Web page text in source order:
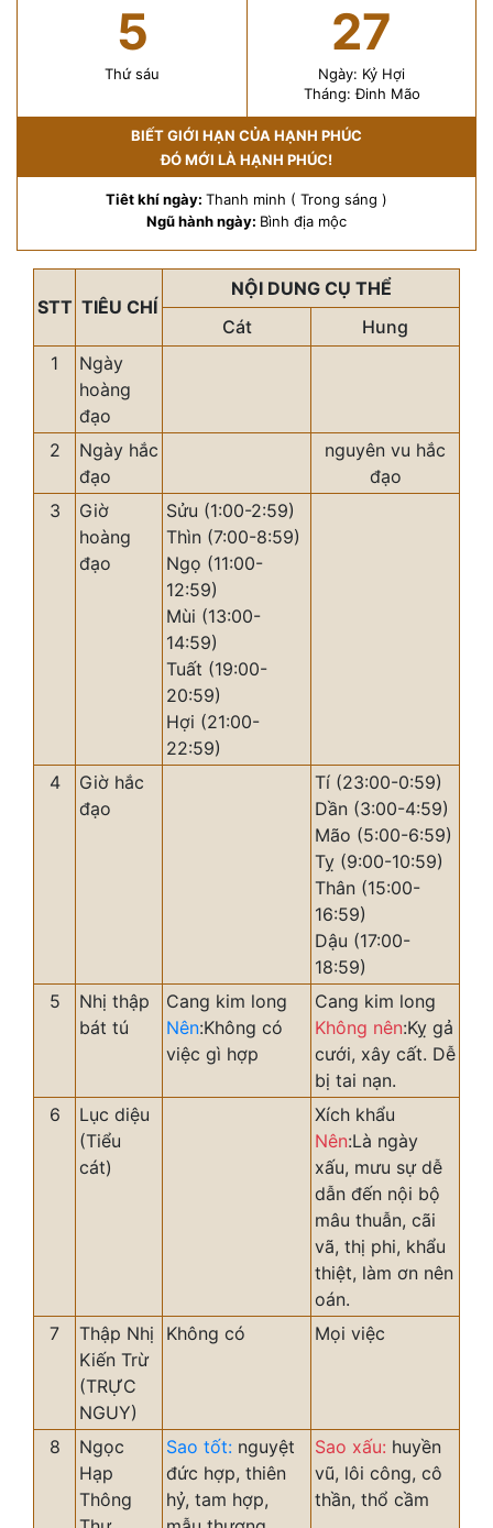
5
Thứ sáu
27
Ngày: Kỷ Hợi
Tháng: Đinh Mão
BIẾT GIỚI HẠN CỦA HẠNH PHÚC
ĐÓ MỚI LÀ HẠNH PHÚC!
Tiêt khí ngày: Thanh minh ( Trong sáng )
Ngũ hành ngày: Bình địa mộc
STT TIÊU CHÍ
NỘI DUNG CỤ THỂ
Cát
Hung
1
Ngày
hoàng
đạo
2
Ngày hắc
đạo
nguyên vu hắc
đạo
3
Giờ
hoàng
đạo
Sửu (1:00-2:59)
Thìn (7:00-8:59)
Ngọ (11:00-
12:59)
Mùi (13:00-
14:59)
Tuất (19:00-
20:59)
Hợi (21:00-
22:59)
4
Giờ hắc
đạo
Tí (23:00-0:59)
Dần (3:00-4:59)
Mão (5:00-6:59)
Tỵ (9:00-10:59)
Thân (15:00-
16:59)
Dậu (17:00-
18:59)
5
Nhị thập
bát tú
Cang kim long
Nên:Không có
việc gì hợp
Cang kim long
Không nên:Kỵ gả
cưới, xây cất. Dễ
bị tai nạn.
6
Lục diệu
(Tiểu
cát)
Xích khẩu
Nên:Là ngày
xấu, mưu sự dễ
dẫn đến nội bộ
mâu thuẫn, cãi
vã, thị phi, khẩu
thiệt, làm ơn nên
oán.
7
Thập Nhị
Kiến Trừ
(TRỰC
NGUY)
Không có Mọi việc
8
Ngọc
Hạp
Thông
Sao tốt: nguyệt
đức hợp, thiên
hỷ, tam hợp,
Sao xấu: huyền
vũ, lôi công, cô
thần, thổ cầm